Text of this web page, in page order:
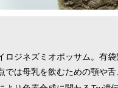
ロジネズミオポッサム。有
では母乳を飲むための顎や